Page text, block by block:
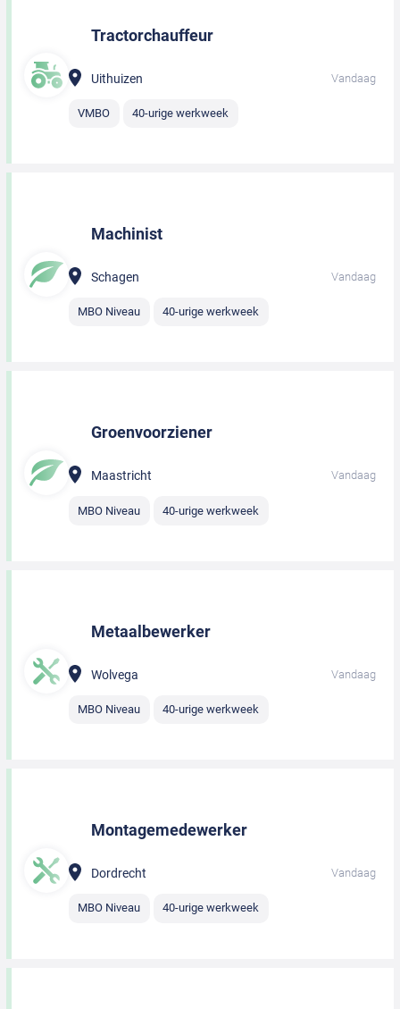
Tractorchauffeur
Uithuizen Vandaag
VMBO 40-urige werkweek
Machinist
Schagen Vandaag
MBO Niveau 40-urige werkweek
Groenvoorziener
Maastricht Vandaag
MBO Niveau 40-urige werkweek
Metaalbewerker
Wolvega Vandaag
MBO Niveau 40-urige werkweek
Montagemedewerker
Dordrecht Vandaag
MBO Niveau 40-urige werkweek